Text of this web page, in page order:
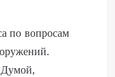
по вопросам
Думой,